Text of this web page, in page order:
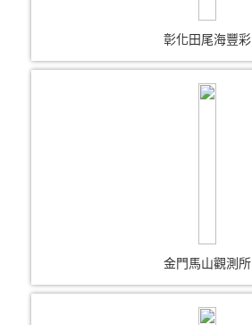
彰化田尾海豐彩
金門馬山觀測所